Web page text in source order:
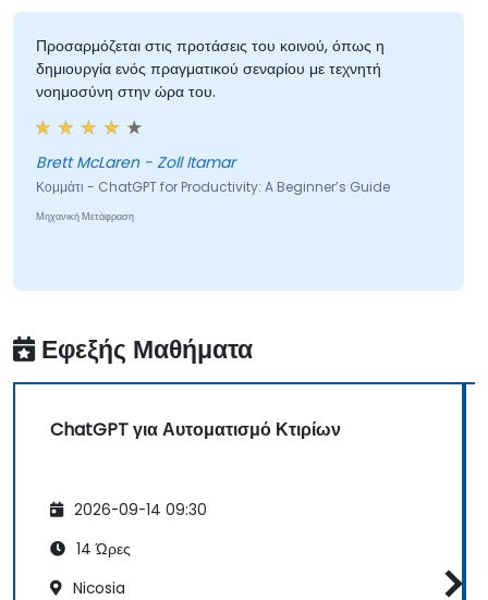
Προσαρμόζεται στις προτάσεις του κοινού, όπως η
δημιουργία ενός πραγματικού σεναρίου με τεχνητή
νοημοσύνη στην ώρα του.
Brett McLaren - Zoll Itamar
Κομμάτι - ChatGPT for Productivity: A Beginner’s Guide
Μηχανική Μετάφραση
Εφεξής Μαθήματα
ChatGPT για Αυτοματισμό Κτιρίων
2026-09-14 09:30
14 Ώρες
Nicosia